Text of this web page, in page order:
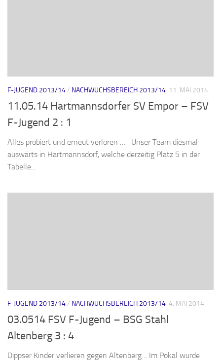
F-JUGEND 2013/14/ NACHWUCHSBEREICH 2013/14 11. MAI 2014
11.05.14 Hartmannsdorfer SV Empor – FSV
F-Jugend 2 : 1
Alles probiert und erneut verloren … Unser Team diesmal
auswärts in Hartmannsdorf, welche derzeitig Platz 5 in der
Tabelle...
F-JUGEND 2013/14/ NACHWUCHSBEREICH 2013/14 4. MAI 2014
03.0514 FSV F-Jugend – BSG Stahl
Altenberg 3 : 4
Dippser Kinder verlieren gegen Altenberg… Im Pokal wurde